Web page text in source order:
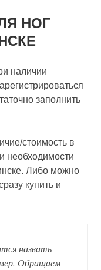
НОГ
наличии
заполнить
стоимость в
необходимости
Либо можно
купить и
назвать
Обращаем